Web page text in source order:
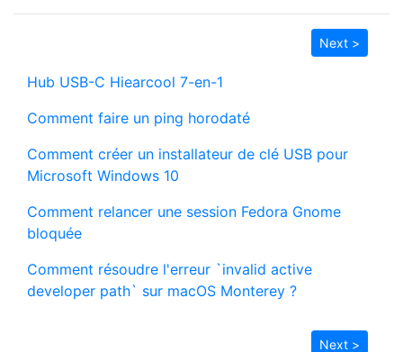
Next >
Hub USB-C Hiearcool 7-en-1
Comment faire un ping horodaté
Comment créer un installateur de clé USB pour
Microsoft Windows 10
Comment relancer une session Fedora Gnome
bloquée
Comment résoudre l'erreur `invalid active
developer path` sur macOS Monterey ?
Next >